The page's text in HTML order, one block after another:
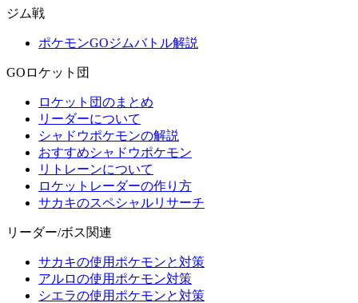
ジム戦
ポケモンGOジムバトル解説
GOロケット団
ロケット団のまとめ
リーダーについて
シャドウポケモンの解説
おすすめシャドウポケモン
リトレーンについて
ロケットレーダーの作り方
サカキのスペシャルリサーチ
リーダー/ボス関連
サカキの使用ポケモンと対策
アルロの使用ポケモン対策
シエラの使用ポケモンと対策